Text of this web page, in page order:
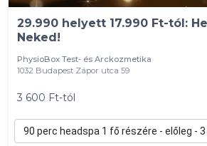
29.990 helyett 17.990 Ft-tól:
Neked!
PhysioBox Test- és Arckozmetika
1032 Budapest Zápor utca 59
3 600 Ft-tól
90 perc headspa 1 fő részére - előleg - 3